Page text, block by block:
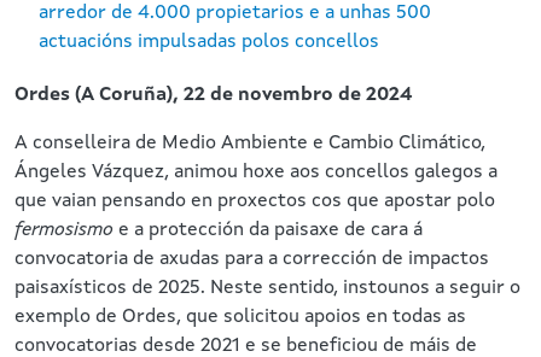
arredor de 4.000 propietarios e a unhas 500
actuacións impulsadas polos concellos
Ordes (A Coruña), 22 de novembro de 2024
A conselleira de Medio Ambiente e Cambio Climático,
Ángeles Vázquez, animou hoxe aos concellos galegos a
que vaian pensando en proxectos cos que apostar polo
fermosismo e a protección da paisaxe de cara á
convocatoria de axudas para a corrección de impactos
paisaxísticos de 2025. Neste sentido, instounos a seguir o
exemplo de Ordes, que solicitou apoios en todas as
convocatorias desde 2021 e se beneficiou de máis de